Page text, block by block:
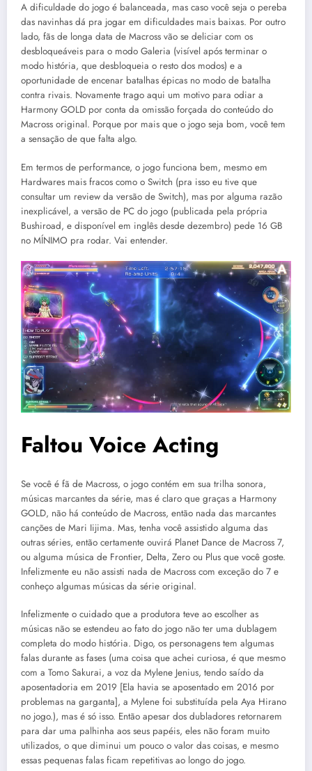
A dificuldade do jogo é balanceada, mas caso você seja o pereba
das navinhas dá pra jogar em dificuldades mais baixas. Por outro
lado, fãs de longa data de Macross vão se deliciar com os
desbloqueáveis para o modo Galeria (visível após terminar o
modo história, que desbloqueia o resto dos modos) e a
oportunidade de encenar batalhas épicas no modo de batalha
contra rivais. Novamente trago aqui um motivo para odiar a
Harmony GOLD por conta da omissão forçada do conteúdo do
Macross original. Porque por mais que o jogo seja bom, você tem
a sensação de que falta algo.
Em termos de performance, o jogo funciona bem, mesmo em
Hardwares mais fracos como o Switch (pra isso eu tive que
consultar um review da versão de Switch), mas por alguma razão
inexplicável, a versão de PC do jogo (publicada pela própria
Bushiroad, e disponível em inglês desde dezembro) pede 16 GB
no MÍNIMO pra rodar. Vai entender.
Faltou Voice Acting
Se você é fã de Macross, o jogo contém em sua trilha sonora,
músicas marcantes da série, mas é claro que graças a Harmony
GOLD, não há conteúdo de Macross, então nada das marcantes
canções de Mari Iijima. Mas, tenha você assistido alguma das
outras séries, então certamente ouvirá Planet Dance de Macross 7,
ou alguma música de Frontier, Delta, Zero ou Plus que você goste.
Infelizmente eu não assisti nada de Macross com exceção do 7 e
conheço algumas músicas da série original.
Infelizmente o cuidado que a produtora teve ao escolher as
músicas não se estendeu ao fato do jogo não ter uma dublagem
completa do modo história. Digo, os personagens tem algumas
falas durante as fases (uma coisa que achei curiosa, é que mesmo
com a Tomo Sakurai, a voz da Mylene Jenius, tendo saído da
aposentadoria em 2019 [Ela havia se aposentado em 2016 por
problemas na garganta], a Mylene foi substituída pela Aya Hirano
no jogo.), mas é só isso. Então apesar dos dubladores retornarem
para dar uma palhinha aos seus papéis, eles não foram muito
utilizados, o que diminui um pouco o valor das coisas, e mesmo
essas pequenas falas ficam repetitivas ao longo do jogo.